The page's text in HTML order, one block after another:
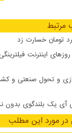
مرتبط
اینترنت
و تحول صنعتی و
آی یک بلندگوی بدون
در مورد این مطلب